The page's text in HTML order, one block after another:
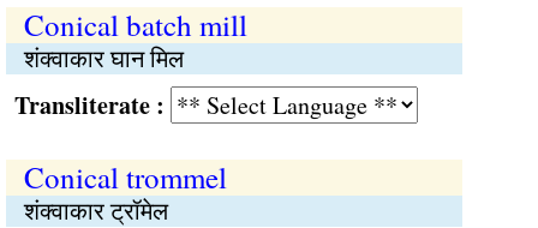
Conical batch mill
शंक्वाकार घान मिल
:
Conical trommel
शंक्वाकार ट्रॉमेल